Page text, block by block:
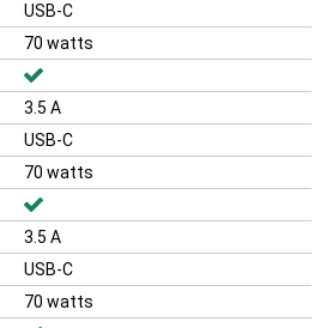
USB-C
70 watts
3.5 A
USB-C
70 watts
3.5 A
USB-C
70 watts